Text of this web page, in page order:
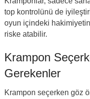
top kontrolünü de
oyun içindeki
riske atabilir.
Krampon
Gerekenler
Krampon seçerken göz